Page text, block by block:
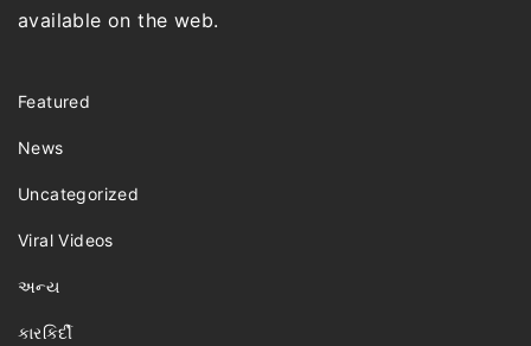
available on the web.
Featured
News
Uncategorized
Viral Videos
અન્ય
કારકિર્દી